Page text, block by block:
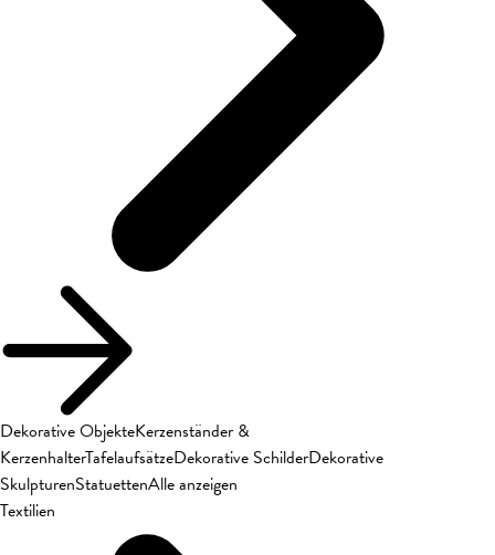
Dekorative ObjekteKerzenständer &
KerzenhalterTafelaufsätzeDekorative SchilderDekorative
SkulpturenStatuettenAlle anzeigen
Textilien